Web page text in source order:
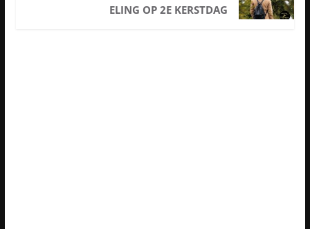
ELING OP 2E KERSTDAG